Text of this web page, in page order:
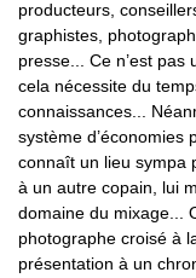
producteurs,
graphistes,
presse... Ce n’est
cela nécessite du
connaissances...
système d’économies
connaît un lieu sympa
à un autre copain, lui
domaine du mixage...
photographe croisé à
présentation à un